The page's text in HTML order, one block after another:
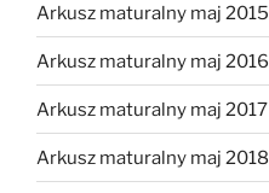
Arkusz maturalny maj 2015
Arkusz maturalny maj 2016
Arkusz maturalny maj 2017
Arkusz maturalny maj 2018